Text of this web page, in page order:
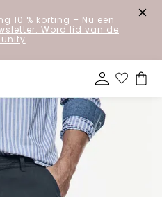
10 % korting – Nu een
Word lid van de